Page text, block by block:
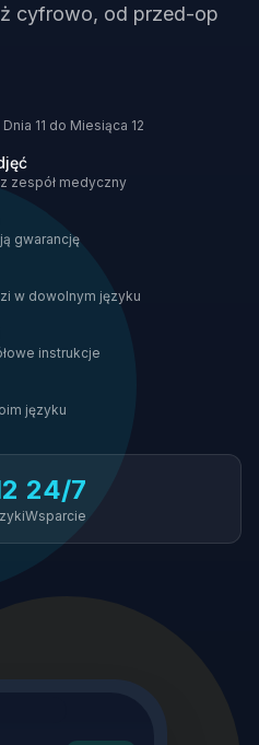
cyfrowo, od przed-op
11 do Miesiąca 12
zespół medyczny
gwarancję
w dowolnym języku
instrukcje
języku
24/7
Wsparcie